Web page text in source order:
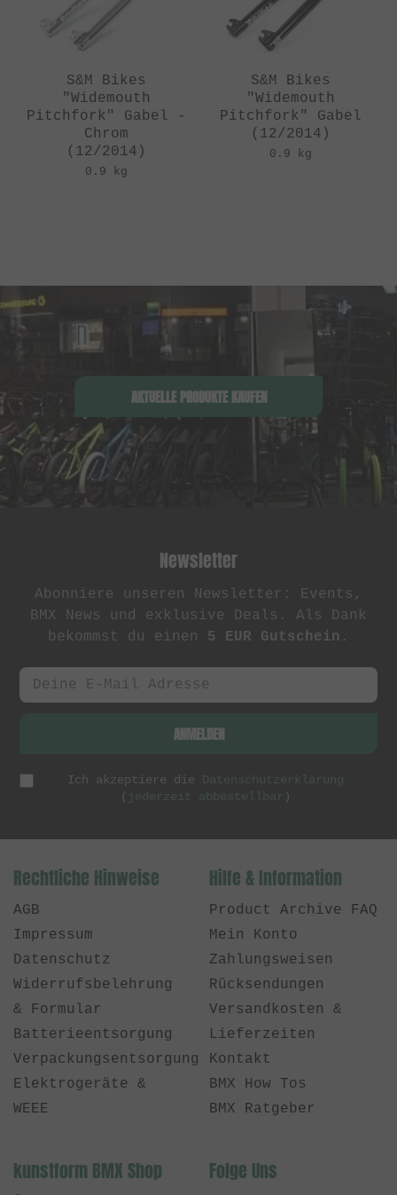
S&M Bikes
"Widemouth
Pitchfork" Gabel -
Chrom
(12/2014)
0.9 kg
S&M Bikes
"Widemouth
Pitchfork" Gabel
(12/2014)
0.9 kg
AKTUELLE PRODUKTE KAUFEN
Newsletter
Abonniere unseren Newsletter: Events,
BMX News und exklusive Deals. Als Dank
bekommst du einen 5 EUR Gutschein .
ANMELDEN
Ich akzeptiere die
Datenschutzerklärung
(
jederzeit abbestellbar )
Rechtliche Hinweise
AGB
Impressum
Datenschutz
Widerrufsbelehrung
& Formular
Batterieentsorgung
Verpackungsentsorgung
Elektrogeräte &
WEEE
Hilfe & Information
Product Archive FAQ
Mein Konto
Zahlungsweisen
Rücksendungen
Versandkosten &
Lieferzeiten
Kontakt
BMX How Tos
BMX Ratgeber
kunstform BMX Shop Folge Uns